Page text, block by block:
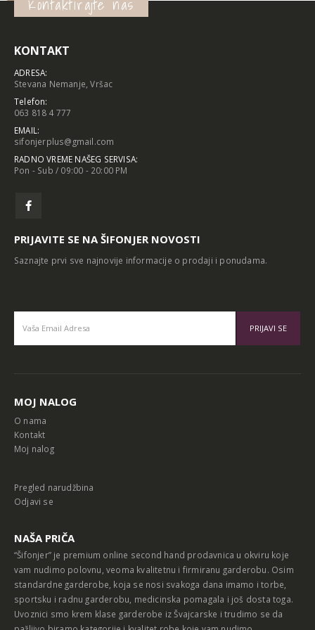
Kontaktirajte nas
KONTAKT
ADRESA:
Stevana Nemanje, Vršac
Telefon:
063 818 4 777
EMAIL:
sifonjerplus@gmail.com
RADNO VREME NAŠEG SERVISA:
Pon - Sub / 09:00 - 20:00 PM
PRIJAVITE SE NA ŠIFONJER NOVOSTI
Saznajte prvi sve najnovije informacije o prodaji i ponudama.
MOJ NALOG
O nama
Kontakt
Moj nalog
Pregled narudžbina
Odjavi se
NAŠA PRIČA
“Šifonjer” je premium online second hand prodavnica u okviru koje
vam nudimo polovnu, veoma kvalitetnu i firmiranu garderobu. Osim
standardne garderobe, koja se nosi svakoga dana imamo i torbe,
sportsku i radnu garderobu, medicinska pomagala i još dosta toga.
Uvoznici smo krem klase garderobe iz Švajcarske i trudimo se da